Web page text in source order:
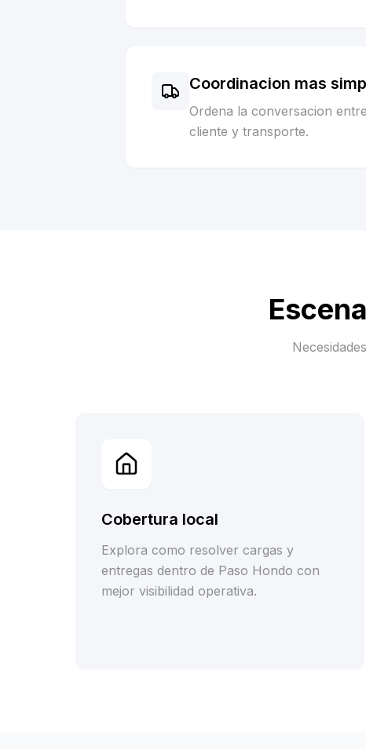
Coordinacion mas
Ordena la conversacion
cliente y transporte.
Cobertura local
Explora como resolver cargas y
entregas dentro de Paso Hondo con
mejor visibilidad operativa.